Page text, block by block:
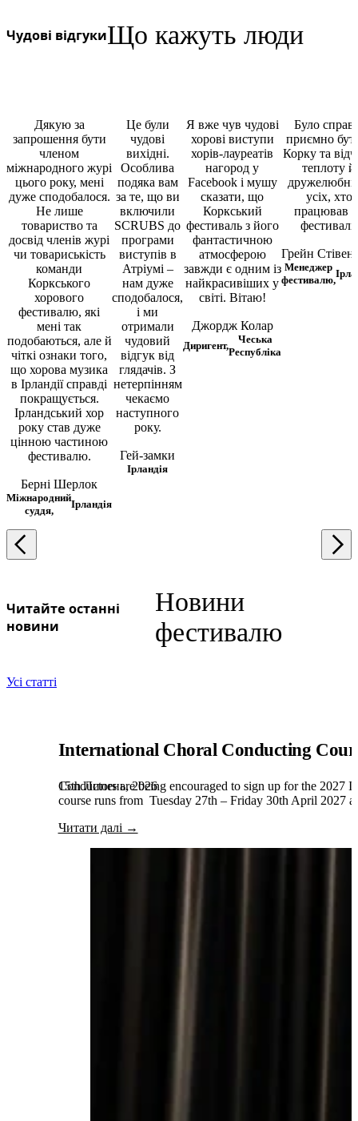
Чудові відгукиЩо кажуть люди
Дякую за
запрошення бути
членом
міжнародного журі
цього року, мені
дуже сподобалося.
Не лише
товариство та
досвід членів журі
чи товариськість
команди
Коркського
хорового
фестивалю, які
мені так
подобаються, але й
чіткі ознаки того,
що хорова музика
в Ірландії справді
покращується.
Ірландський хор
року став дуже
цінною частиною
фестивалю.
Берні Шерлок
Міжнародний
суддя,
Ірландія
Це були
чудові
вихідні.
Особлива
подяка вам
за те, що ви
включили
SCRUBS до
програми
виступів в
Атріумі –
нам дуже
сподобалося,
і ми
отримали
чудовий
відгук від
глядачів. З
нетерпінням
чекаємо
наступного
року.
Гей-замки
Ірландія
Я вже чув чудові
хорові виступи
хорів-лауреатів
нагород у
Facebook і мушу
сказати, що
Коркський
фестиваль з його
фантастичною
атмосферою
завжди є одним із
найкрасивіших у
світі. Вітаю!
Джордж Колар
Диригент,
Чеська
Республіка
Було
приємно
Корку та
теплоту й
усіх, хто
працював
фестивалі.
Грейн
Менеджер
фестивалю,
Читайте останні
новини
Новини
фестивалю
Усі статті
International Choral Conducting
15th Липень, 2026
Conductors are being encouraged to sign up for the 2027
course runs from Tuesday 27th – Friday 30th April 2027
Читати далі →